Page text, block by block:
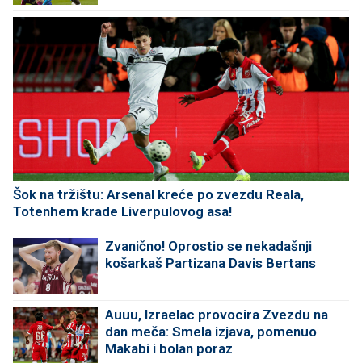
Šok na tržištu: Arsenal kreće po zvezdu Reala,
Totenhem krade Liverpulovog asa!
Zvanično! Oprostio se nekadašnji
košarkaš Partizana Davis Bertans
Auuu, Izraelac provocira Zvezdu na
dan meča: Smela izjava, pomenuo
Makabi i bolan poraz